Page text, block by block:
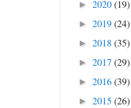
► 2020(19)
► 2019(24)
► 2018 (35)
► 2017 (29)
► 2016(39)
► 2015 (26)